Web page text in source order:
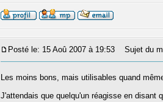
Posté le: 15 Aoû 2007 à 19:53 Sujet du
Les moins bons, mais utilisables quand
J'attendais que quelqu'un réagisse en